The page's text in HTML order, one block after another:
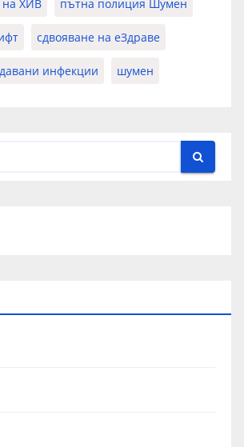
на ХИВ пътна полиция Шумен
сдвояване на еЗдраве
инфекции шумен